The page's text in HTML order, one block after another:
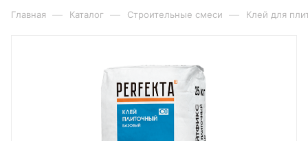
Главная — Каталог — Строительные смеси — Клей для